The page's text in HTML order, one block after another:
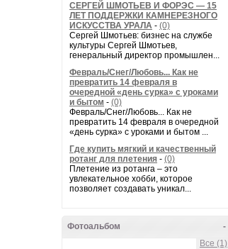
СЕРГЕЙ ШМОТЬЕВ И ФОРЭС — 15
ЛЕТ ПОДДЕРЖКИ КАМНЕРЕЗНОГО
ИСКУССТВА УРАЛА - (0)
Сергей Шмотьев: бизнес на службе
культуры Сергей Шмотьев,
генеральный директор промышлен...
Февраль/Снег/Любовь... Как не
превратить 14 февраля в
очередной «день сурка» с уроками
и бытом - (0)
Февраль/Снег/Любовь... Как не
превратить 14 февраля в очередной
«день сурка» с уроками и бытом ...
Где купить мягкий и качественный
ротанг для плетения - (0)
Плетение из ротанга – это
увлекательное хобби, которое
позволяет создавать уникал...
-
Фотоальбом
Все (1)